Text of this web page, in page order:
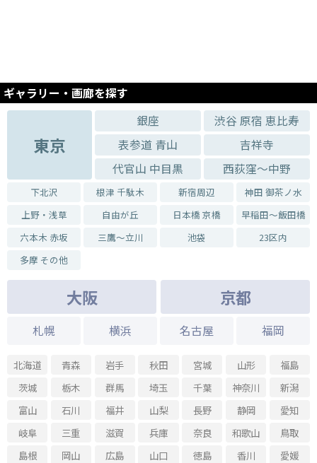
ギャラリー・画廊を探す
東京
銀座
渋谷 原宿 恵比寿
表参道 青山
吉祥寺
代官山 中目黒
西荻窪～中野
下北沢 根津 千駄木 新宿周辺
神田 御茶ノ水
上野・浅草
自由が丘 日本橋 京橋
早稲田～飯田橋
六本木 赤坂
三鷹～立川 池袋
23区内
多摩 その他
大阪 京都
札幌 横浜 名古屋 福岡
北海道 青森 岩手 秋田 宮城 山形
福島
茨城
栃木 群馬 埼玉 千葉 神奈川
新潟
富山
石川 福井 山梨 長野 静岡
愛知
岐阜
三重 滋賀 兵庫 奈良 和歌山
鳥取
島根
岡山 広島 山口 徳島 香川
愛媛